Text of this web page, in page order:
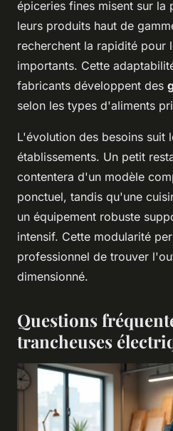
épiceries fines misent sur la
leurs produits haut de
recherchent la rapidité pour
importants. Cette
fabricants développent des
selon les types d'aliments
L'évolution des besoins suit
établissements. Un petit
contentera d'un modèle
ponctuel, tandis qu'une
un équipement robuste
intensif. Cette modularité
professionnel de trouver
dimensionné.
Questions
trancheuses